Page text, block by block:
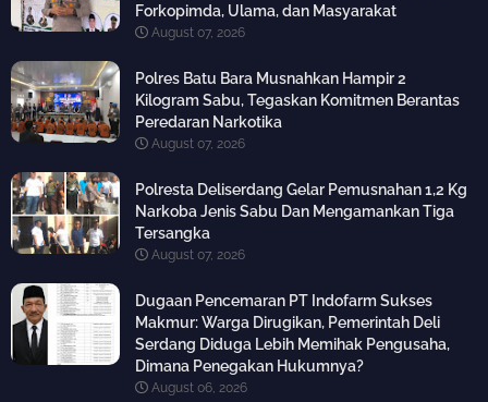
Forkopimda, Ulama, dan Masyarakat
August 07, 2026
Polres Batu Bara Musnahkan Hampir 2
Kilogram Sabu, Tegaskan Komitmen Berantas
Peredaran Narkotika
August 07, 2026
Polresta Deliserdang Gelar Pemusnahan 1,2 Kg
Narkoba Jenis Sabu Dan Mengamankan Tiga
Tersangka
August 07, 2026
Dugaan Pencemaran PT Indofarm Sukses
Makmur: Warga Dirugikan, Pemerintah Deli
Serdang Diduga Lebih Memihak Pengusaha,
Dimana Penegakan Hukumnya?
August 06, 2026